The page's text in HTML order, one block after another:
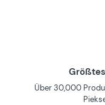
Über 30,000